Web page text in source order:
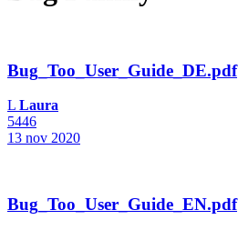
Bug_Too_User_Guide_DE.pdf
L Laura
5446
13 nov 2020
Bug_Too_User_Guide_EN.pdf